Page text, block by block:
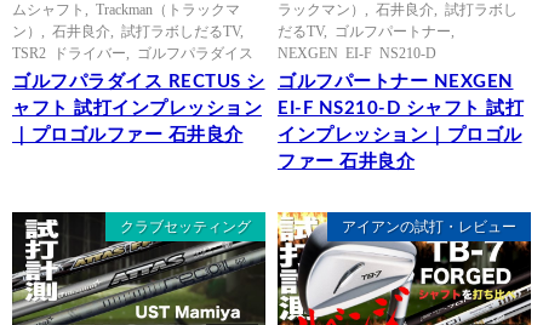
ムシャフト
Trackman（トラックマ
ン）
石井良介 試打ラボしだるTV,
TSR2 ドライバー
ゴルフパラダイス
ゴルフパラダイス RECTUS シ
ャフト 試打インプレッション
｜プロゴルファー 石井良介
ラックマン）
石井良介
試打ラボし
だるTV, ゴルフパートナー
NEXGEN EI-F NS210-D
ゴルフパートナー NEXGEN
EI-F NS210-D シャフト 試打
インプレッション｜プロゴル
ファー 石井良介
クラブセッティング アイアンの試打・レビュー